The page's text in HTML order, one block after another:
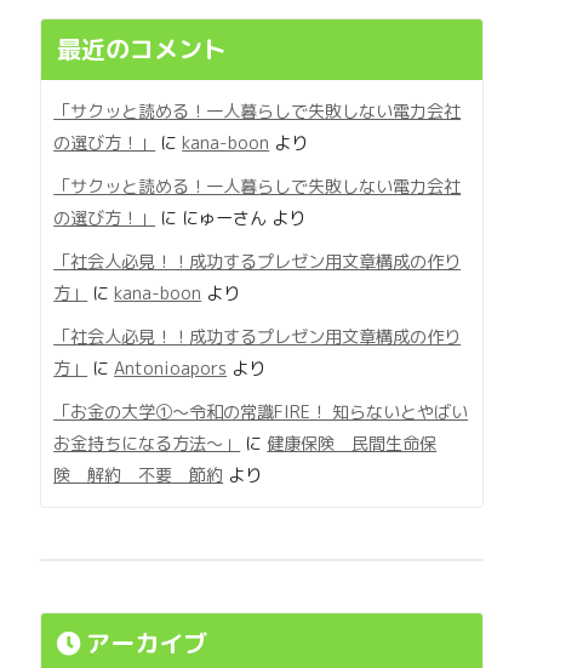
最近のコメント
「サクッと読める！一人暮らしで失敗しない電力会社
の選び方！」
に kana-boon より
「サクッと読める！一人暮らしで失敗しない電力会社
の選び方！」
に にゅーさん より
「社会人必見！！成功するプレゼン用文章構成の作り
方」
に kana-boon より
「社会人必見！！成功するプレゼン用文章構成の作り
方」
にAntonioapors より
「お金の大学①〜令和の常識FIRE！ 知らないとやばい
お金持ちになる方法〜」
に 健康保険 民間生命保
険 解約 不要 節約 より
アーカイブ